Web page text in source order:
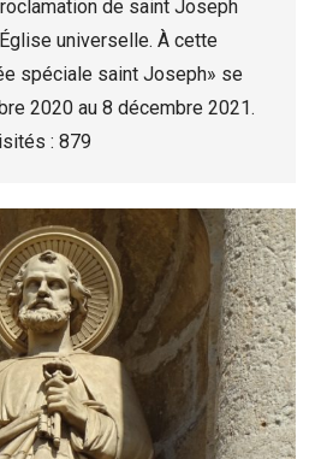
de saint Joseph
universelle. À cette
spéciale saint Joseph» se
2020 au 8 décembre 2021.
: 879